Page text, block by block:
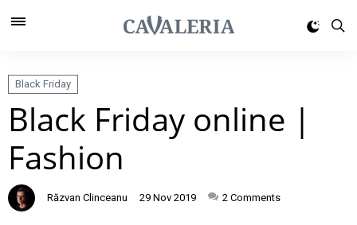
Black Friday
Black Friday online |
Fashion
Răzvan Clinceanu 29 Nov 2019 2 Comments